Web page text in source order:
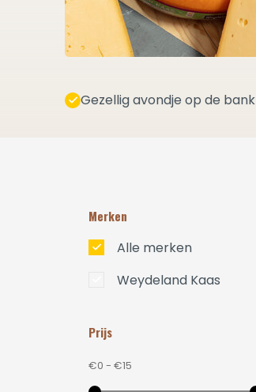
Gezellig avondje op de bank
Merken
Alle merken
Weydeland Kaas
Prijs
€0 - €15